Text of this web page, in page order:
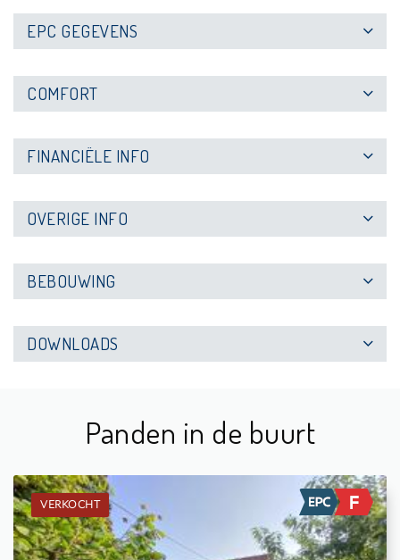
EPC GEGEVENS
COMFORT
FINANCIËLE INFO
OVERIGE INFO
BEBOUWING
DOWNLOADS
Panden in de buurt
VERKOCHT